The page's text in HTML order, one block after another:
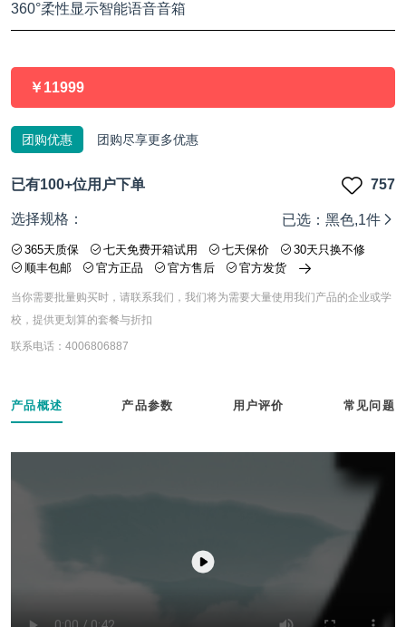
360°柔性显示智能语音音箱
￥11999
团购优惠 团购尽享更多优惠
已有100+位用户下单 757
选择规格： 已选：黑色,1件
365天质保 七天免费开箱试用 七天保价
30天只换不修
顺丰包邮
官方正品 官方售后 官方发货
当你需要批量购买时，请联系我们，我们将为需要大量使用我们产品的企业或学
校，提供更划算的套餐与折扣
联系电话：4006806887
产品概述 产品参数 用户评价 常见问题